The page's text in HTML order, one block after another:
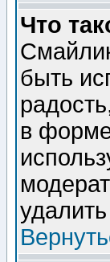
Что
быть
в
удалить